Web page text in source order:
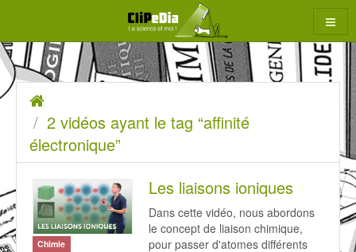
contenu
2
vidéos
ayant
le
tag
“affinité
Accueil
2 vidéos ayant le tag “affinité
électronique”
Chimie
Les liaisons ioniques
Dans cette vidéo, nous abordons
le concept de liaison chimique,
pour passer d'atomes différents